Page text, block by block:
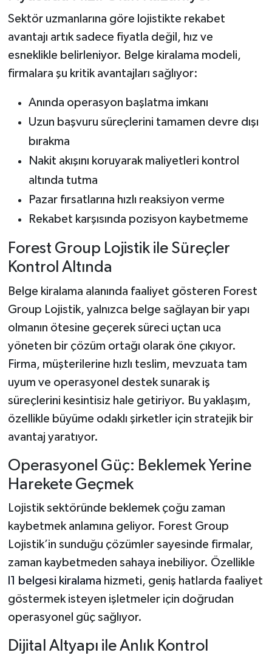
Sektör uzmanlarına göre lojistikte rekabet
avantajı artık sadece fiyatla değil, hız ve
esneklikle belirleniyor. Belge kiralama modeli,
firmalara şu kritik avantajları sağlıyor:
Anında operasyon başlatma imkanı
Uzun başvuru süreçlerini tamamen devre dışı
bırakma
Nakit akışını koruyarak maliyetleri kontrol
altında tutma
Pazar fırsatlarına hızlı reaksiyon verme
Rekabet karşısında pozisyon kaybetmeme
Forest Group Lojistik ile Süreçler
Kontrol Altında
Belge kiralama alanında faaliyet gösteren Forest
Group Lojistik, yalnızca belge sağlayan bir yapı
olmanın ötesine geçerek süreci uçtan uca
yöneten bir çözüm ortağı olarak öne çıkıyor.
Firma, müşterilerine hızlı teslim, mevzuata tam
uyum ve operasyonel destek sunarak iş
süreçlerini kesintisiz hale getiriyor. Bu yaklaşım,
özellikle büyüme odaklı şirketler için stratejik bir
avantaj yaratıyor.
Operasyonel Güç: Beklemek Yerine
Harekete Geçmek
Lojistik sektöründe beklemek çoğu zaman
kaybetmek anlamına geliyor. Forest Group
Lojistik’in sunduğu çözümler sayesinde firmalar,
zaman kaybetmeden sahaya inebiliyor. Özellikle
l1 belgesi kiralama hizmeti, geniş hatlarda faaliyet
göstermek isteyen işletmeler için doğrudan
operasyonel güç sağlıyor.
Dijital Altyapı ile Anlık Kontrol